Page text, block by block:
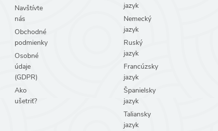
Navštívte
nás
Obchodné
podmienky
Osobné
údaje
(GDPR)
Ako
ušetriť?
jazyk
Nemecký
jazyk
Ruský
jazyk
Francúzsky
jazyk
Španielsky
jazyk
Taliansky
jazyk